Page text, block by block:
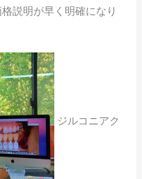
説明が早く明確になり
ジルコニアク